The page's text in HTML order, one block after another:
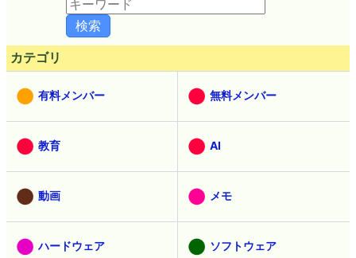
カテゴリ
有料メンバー 無料メンバー
教育 AI
動画 メモ
ハードウェア ソフトウェア